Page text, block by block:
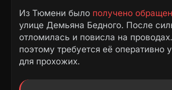
Из Тюмени было получено
улице Демьяна Бедного. После
отломилась и повисла на
поэтому требуется её
для прохожих.